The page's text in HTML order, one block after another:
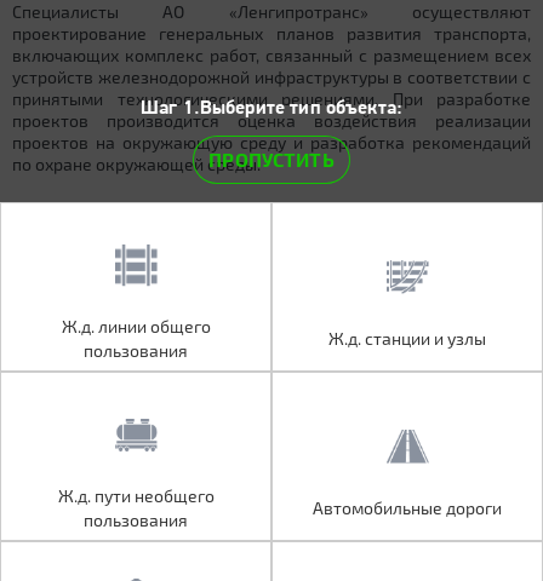
Специалисты АО «Ленгипротранс» осуществляют
проектирование генеральных планов развития транспорта,
включающих комплекс работ, связанный с размещением всех
устройств железнодорожной инфраструктуры в соответствии с
принятыми технологическими решениями. При разработке
проектов производится оценка воздействия реализации
проектов на окружающую среду и разработка рекомендаций
по охране окружающей среды.
Ж.д. линии общего
пользования
Ж.д. пути необщего
пользования
Автомобильные дороги
Шаг 1.Выберите тип объекта:
ПРОПУСТИТЬ
Ж.д. линии общего
пользования
Ж.д. станции и узлы
Ж.д. пути необщего
пользования
Автомобильные дороги